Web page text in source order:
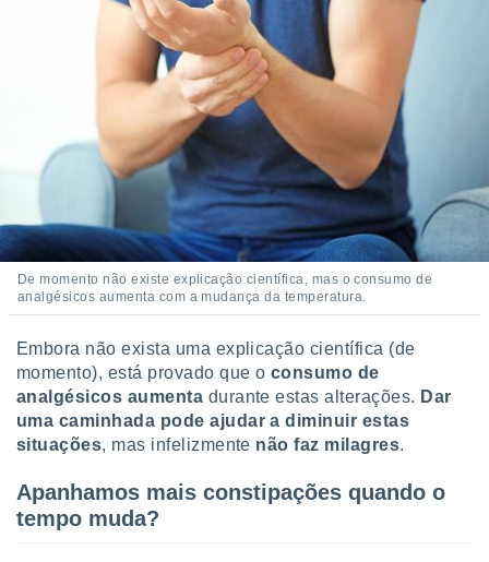
medir
da
medir o
dos
de
ou
de dados
fontes,
e melhorar
dados
De momento não existe explicação científica, mas o consumo de
analgésicos aumenta com a mudança da temperatura.
Embora não exista uma explicação científica (de
momento), está provado que o consumo de
analgésicos aumenta durante estas alterações. Dar
uma caminhada pode ajudar a diminuir estas
situações, mas infelizmente não faz milagres.
Apanhamos mais constipações quando o
tempo muda?